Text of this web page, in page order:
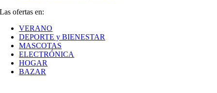
Las ofertas en:
VERANO
DEPORTE y BIENESTAR
MASCOTAS
ELECTRÓNICA
HOGAR
BAZAR